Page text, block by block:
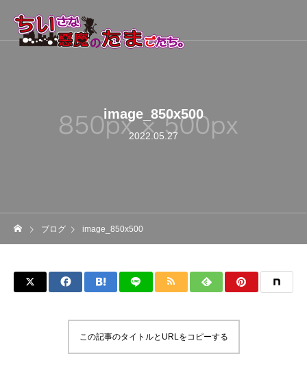
image_850x500
2022.05.27
ブログ image_850x500
この記事のタイトルとURLをコピーする